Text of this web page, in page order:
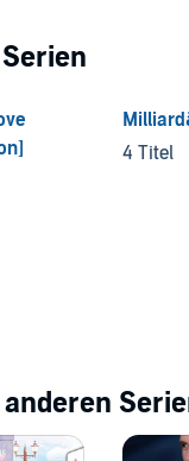
4 Titel